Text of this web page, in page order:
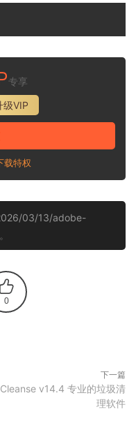
专享
级VIP
载特权
03/13/adobe-
0
下一篇
v14.4 专业的垃圾清
理软件